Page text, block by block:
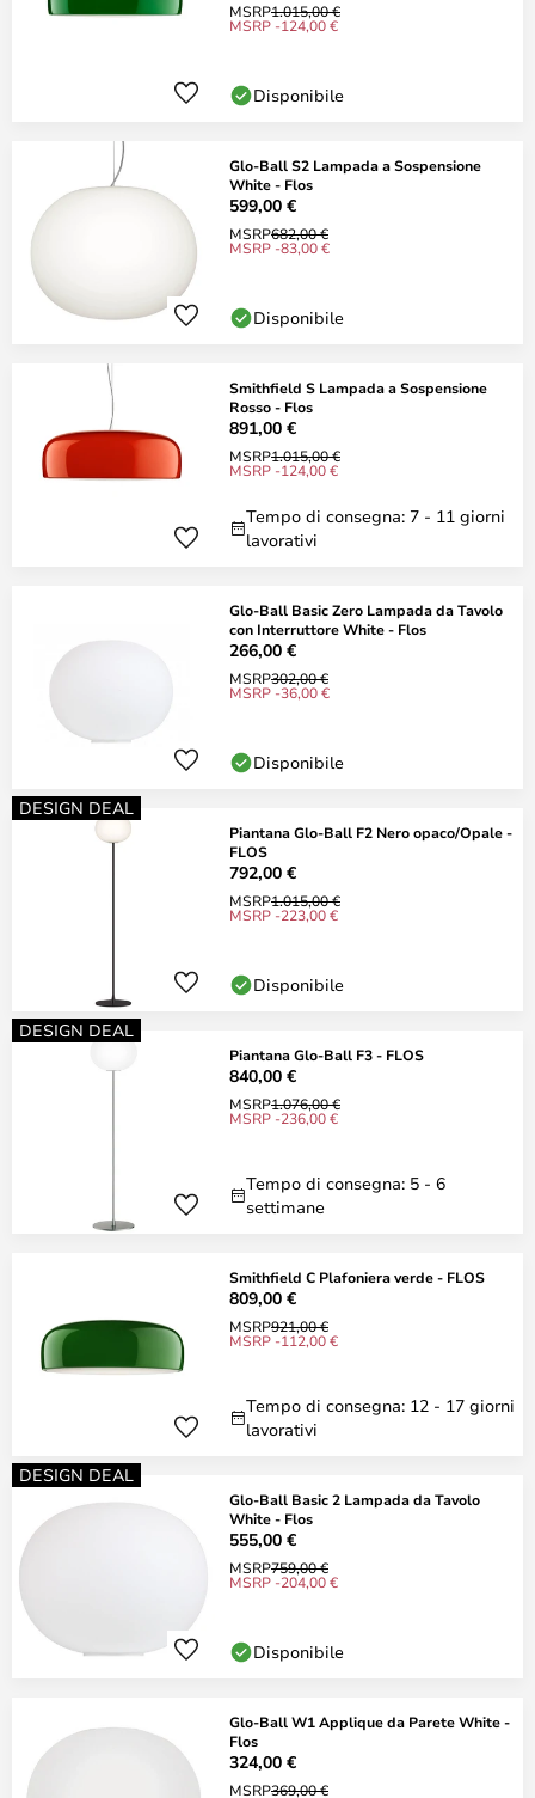
MSRP1.015,00 €
MSRP -124,00 €
Disponibile
Glo-Ball S2 Lampada a Sospensione
White - Flos
599,00 €
MSRP682,00 €
MSRP -83,00 €
Disponibile
Smithfield S Lampada a Sospensione
Rosso - Flos
891,00 €
MSRP1.015,00 €
MSRP -124,00 €
Tempo di consegna: 7 - 11 giorni
lavorativi
Glo-Ball Basic Zero Lampada da Tavolo
con Interruttore White - Flos
266,00 €
MSRP302,00 €
MSRP -36,00 €
Disponibile
DESIGN DEAL
Piantana Glo-Ball F2 Nero opaco/Opale -
FLOS
792,00 €
MSRP1.015,00 €
MSRP -223,00 €
Disponibile
DESIGN DEAL
Piantana Glo-Ball F3 - FLOS
840,00 €
MSRP1.076,00 €
MSRP -236,00 €
Tempo di consegna: 5 - 6
settimane
Smithfield C Plafoniera verde - FLOS
809,00 €
MSRP921,00 €
MSRP -112,00 €
Tempo di consegna: 12 - 17 giorni
lavorativi
DESIGN DEAL
Glo-Ball Basic 2 Lampada da Tavolo
White - Flos
555,00 €
MSRP759,00 €
MSRP -204,00 €
Disponibile
Glo-Ball W1 Applique da Parete White -
Flos
324,00 €
MSRP369,00 €